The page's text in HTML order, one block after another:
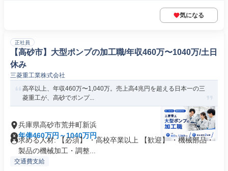
気になる
正社員
【高砂市】大型ポンプの加工職/年収460万〜1040万/土日
休み
三菱重工業株式会社
高卒以上、年収460万〜1,040万。売上高4兆円を超える日本一の三
菱重工が、高砂でポンプ...
兵庫県高砂市荒井町新浜
年俸460万円～1040万円
求める人材: 【必須】 ・高校卒業以上 【歓迎】 ・機械部品・
製品の機械加工・調整...
交通費支給